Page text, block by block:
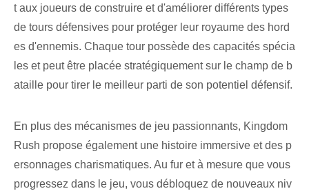
t aux joueurs de construire et d'améliorer différents types
de tours défensives pour protéger leur royaume des hord
es d'ennemis. Chaque tour possède des capacités spécia
les et peut être placée stratégiquement sur le champ de b
ataille pour tirer le meilleur parti de son potentiel défensif.
En plus des mécanismes de jeu passionnants, Kingdom
Rush propose également une histoire immersive et des p
ersonnages charismatiques. Au fur et à mesure que vous
progressez dans le jeu, vous débloquez de nouveaux niv